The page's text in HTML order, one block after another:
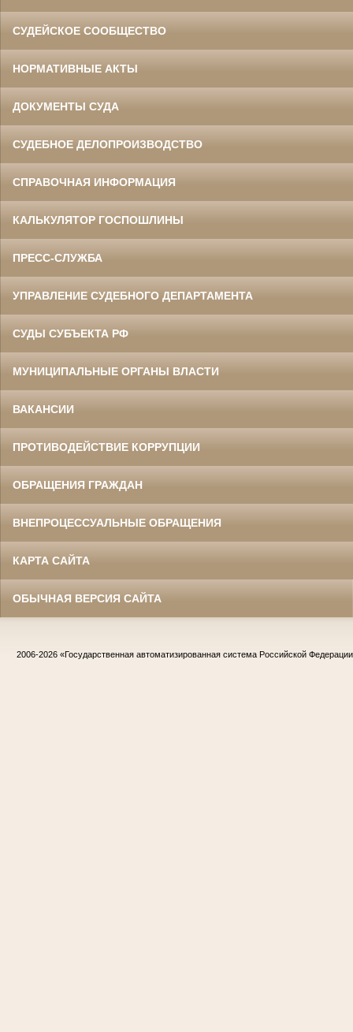
СУДЕЙСКОЕ СООБЩЕСТВО
НОРМАТИВНЫЕ АКТЫ
ДОКУМЕНТЫ СУДА
СУДЕБНОЕ ДЕЛОПРОИЗВОДСТВО
СПРАВОЧНАЯ ИНФОРМАЦИЯ
КАЛЬКУЛЯТОР ГОСПОШЛИНЫ
ПРЕСС-СЛУЖБА
УПРАВЛЕНИЕ СУДЕБНОГО ДЕПАРТАМЕНТА
СУДЫ СУБЪЕКТА РФ
МУНИЦИПАЛЬНЫЕ ОРГАНЫ ВЛАСТИ
ВАКАНСИИ
ПРОТИВОДЕЙСТВИЕ КОРРУПЦИИ
ОБРАЩЕНИЯ ГРАЖДАН
ВНЕПРОЦЕССУАЛЬНЫЕ ОБРАЩЕНИЯ
КАРТА САЙТА
ОБЫЧНАЯ ВЕРСИЯ САЙТА
2006-2026 «Государственная автоматизированная система Российской